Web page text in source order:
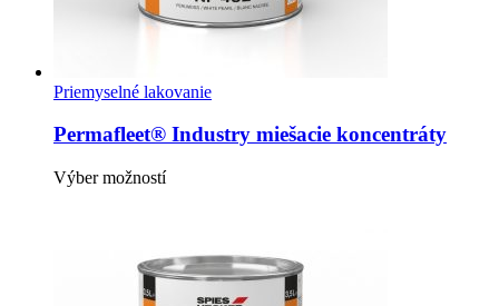
Priemyselné lakovanie
Permafleet® Industry miešacie koncentráty
Výber možnostíTento
variantov.
Možnosti